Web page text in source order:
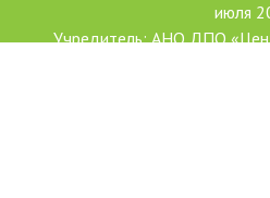
июля
Учредитель: АНО ДПО